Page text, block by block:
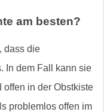
am besten?
dass die
In dem Fall kann sie
offen in der Obstkiste
problemlos offen im